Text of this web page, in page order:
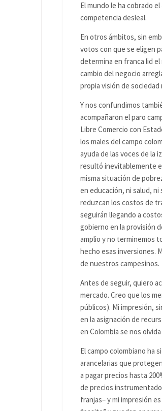
El mundo le ha cobrado
competencia desleal.
En otros ámbitos, sin
votos con que se eligen
determina en franca lid
cambio del negocio
propia visión de sociedad
Y nos confundimos
acompañaron el paro
Libre Comercio con
los males del campo
ayuda de las voces de la
resultó inevitablemente
misma situación de
en educación, ni salud,
reduzcan los costos de
seguirán llegando a
gobierno en la provisión
amplio y no terminemos
hecho esas inversiones.
de nuestros campesinos.
Antes de seguir, quiero
mercado. Creo que los
públicos). Mi impresión,
en la asignación de
en Colombia se nos
El campo colombiano ha
arancelarias que
a pagar precios hasta
de precios
franjas– y mi impresión